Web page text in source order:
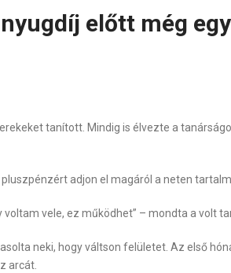
előtt még
tanított. Mindig is élvezte a
adjon el magáról a neten
vele, ez működhet” – mondta a volt
neki, hogy váltson felületet. Az első
arcát.